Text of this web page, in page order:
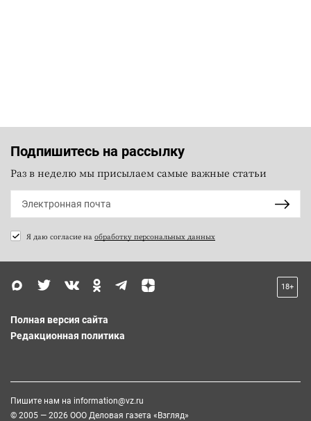
Подпишитесь на рассылку
Раз в неделю мы присылаем самые важные статьи
Я даю согласие на обработку персональных данных
18+
Полная версия сайта
Редакционная политика
Пишите нам на information@vz.ru
© 2005 — 2026 ООО Деловая газета «Взгляд»